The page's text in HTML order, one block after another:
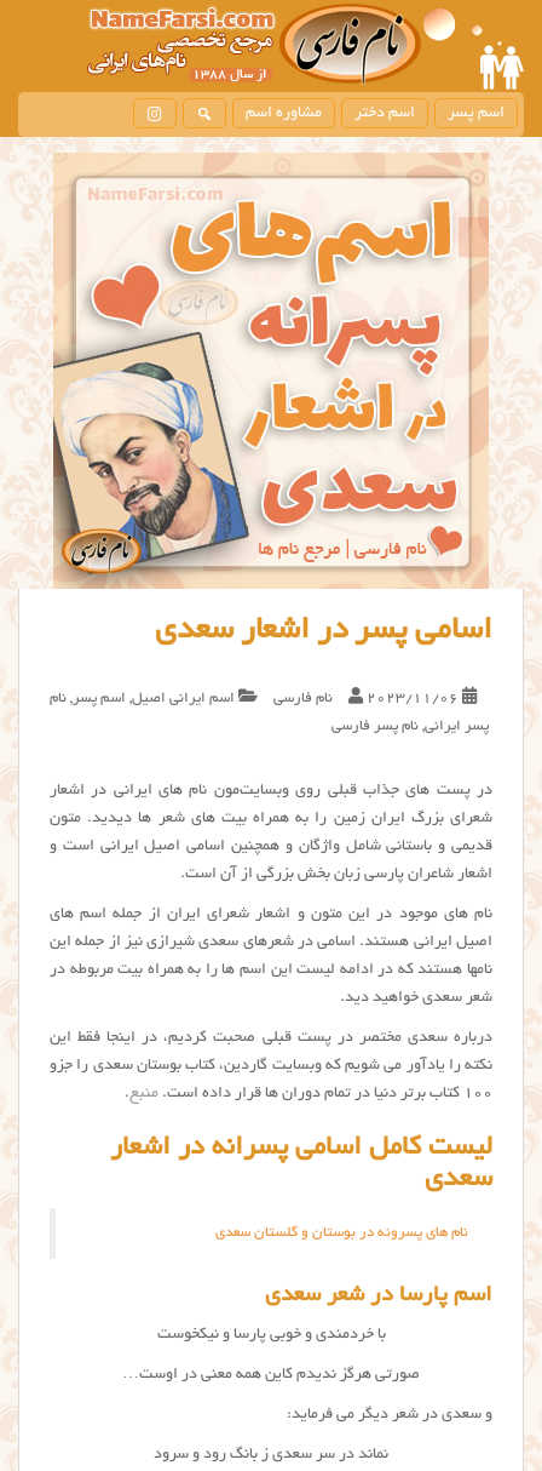
m
i
c
n
t
اسم پسر اسم دختر مشاوره اسم
اسامی پسر در اشعار سعدی
2023/11/06 نام فارسی اسم ایرانی اصیل, اسم پسر , نام
پسر ایرانی, نام پسر فارسی
در پست های جذاب قبلی روی وبسایت‌مون نام های ایرانی در اشعار
شعرای بزرگ ایران زمین را به همراه بیت های شعر ها دیدید. متون
قدیمی و باستانی شامل واژگان و همچنین اسامی اصیل ایرانی است و
اشعار شاعران پارسی زبان بخش بزرگی از آن است.
نام های موجود در این متون و اشعار شعرای ایران از جمله اسم های
اصیل ایرانی هستند. اسامی در شعرهای سعدی شیرازی نیز از جمله این
نامها هستند که در ادامه لیست این اسم ها را به همراه بیت مربوطه در
شعر سعدي خواهید دید.
درباره سعدی مختصر در پست قبلی صحبت کردیم، در اینجا فقط این
نکته را یادآور می شویم که وبسایت گاردین، کتاب بوستان سعدی را جزو
۱۰۰ کتاب برتر دنیا در تمام دوران ها قرار داده است.
منبع.
لیست کامل اسامی پسرانه در اشعار
سعدی
نام های پسرونه در بوستان و گلستان سعدی
اسم پارسا در شعر سعدی
با خردمندی و خوبی پارسا و نیکخوست
صورتی هرگز ندیدم کاین همه معنی در اوست…
و سعدی در شعر دیگر می فرماید:
نماند در سر سعدی ز بانگ رود و سرود